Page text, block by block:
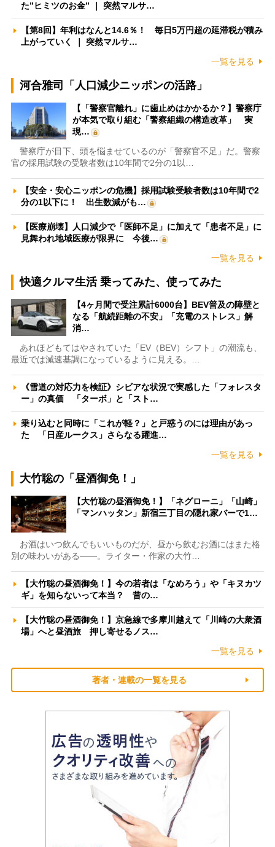
た”ヒミツのお金” ｜ 突然マルサ…
【第8回】年利はなんと14.6％！ 毎日5万円超の延滞税が積み
上がっていく ｜ 突然マルサ…
一覧を見る
河合雅司「人口減少ニッポンの活路」
【「警察官離れ」に歯止めはかかるか？】警察庁
が本気で取り組む「警察組織の構造改革」 実
現…
警察庁が目下、頭を悩ませているのが「警察官不足」だ。警察
官の採用試験の受験者数は10年間で2分の1以…
【安全・安心ニッポンの危機】採用試験受験者数は10年間で2
分の1以下に！ 出生数減がも…
【医療崩壊】人口減少で「医師不足」に加えて「患者不足」に
見舞われ地域医療が限界に 今後…
一覧を見る
快適クルマ生活 乗ってみた、使ってみた
【4ヶ月間で受注累計6000台】BEV普及の障壁と
なる「航続距離の不安」「充電のストレス」解
消…
あれほどもてはやされていた「EV（BEV）シフト」の潮流も、
最近では減速基調になっているように見える。…
《雪道の対応力を検証》シビアな状況で実感した「フォレスタ
ー」の真価 「ターボ」と「スト…
乗り込むと同時に「これが軽？」と戸惑うのには理由があっ
た 「日産ルークス」さらなる躍進…
一覧を見る
大竹聡の「昼酒御免！」
【大竹聡の昼酒御免！】「ネグローニ」「山崎」
「マンハッタン」新宿三丁目の隠れ家バーで1…
お酒はいつ飲んでもいいものだが、昼から飲むお酒にはまた格
別の味わいがある――。ライター・作家の大竹…
【大竹聡の昼酒御免！】今の若者は「なめろう」や「キヌカツ
ギ」を知らないって本当？ 昔の…
【大竹聡の昼酒御免！】京急線で多摩川越えて「川崎の大衆酒
場」へと昼酒旅 押し寄せるノス…
一覧を見る
著者・連載の一覧を見る